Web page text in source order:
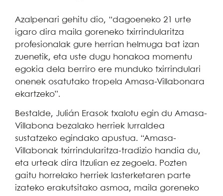
Azalpenari gehitu dio, “dagoeneko 21 urte
igaro dira maila goreneko txirrindularitza
profesionalak gure herrian helmuga bat izan
zuenetik, eta uste dugu honakoa momentu
egokia dela berriro ere munduko txirrindulari
onenek osatutako tropela Amasa-Villabonara
ekartzeko”.
Bestalde, Julián Erasok txalotu egin du Amasa-
Villabona bezalako herriek lurraldea
sustatzeko egindako apustua. “Amasa-
Villabonak txirrindularitza-tradizio handia du,
eta urteak dira Itzulian ez zegoela. Pozten
gaitu horrelako herriek lasterketaren parte
izateko erakutsitako asmoa, maila goreneko